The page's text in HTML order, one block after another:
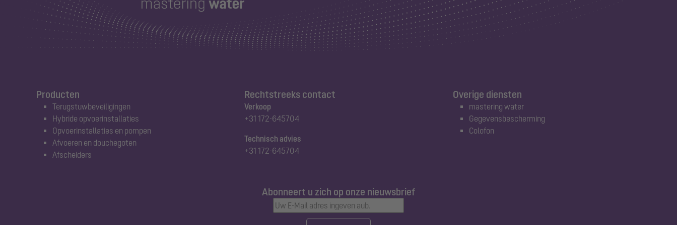
Producten
Terugstuwbeveiligingen
Hybride opvoerinstallaties
Opvoerinstallaties en pompen
Afvoeren en douchegoten
Afscheiders
Rechtstreeks contact
Verkoop
+31 172-645704
Technisch advies
+31 172-645704
Abonneert u zich op onze nieuwsbrief
Overige diensten
mastering water
Gegevensbescherming
Colofon